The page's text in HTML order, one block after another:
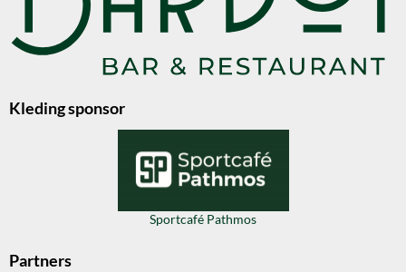
Kleding sponsor
Sportcafé Pathmos
Partners